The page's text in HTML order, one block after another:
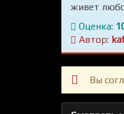
живет
Оценка:
Автор:
Вы